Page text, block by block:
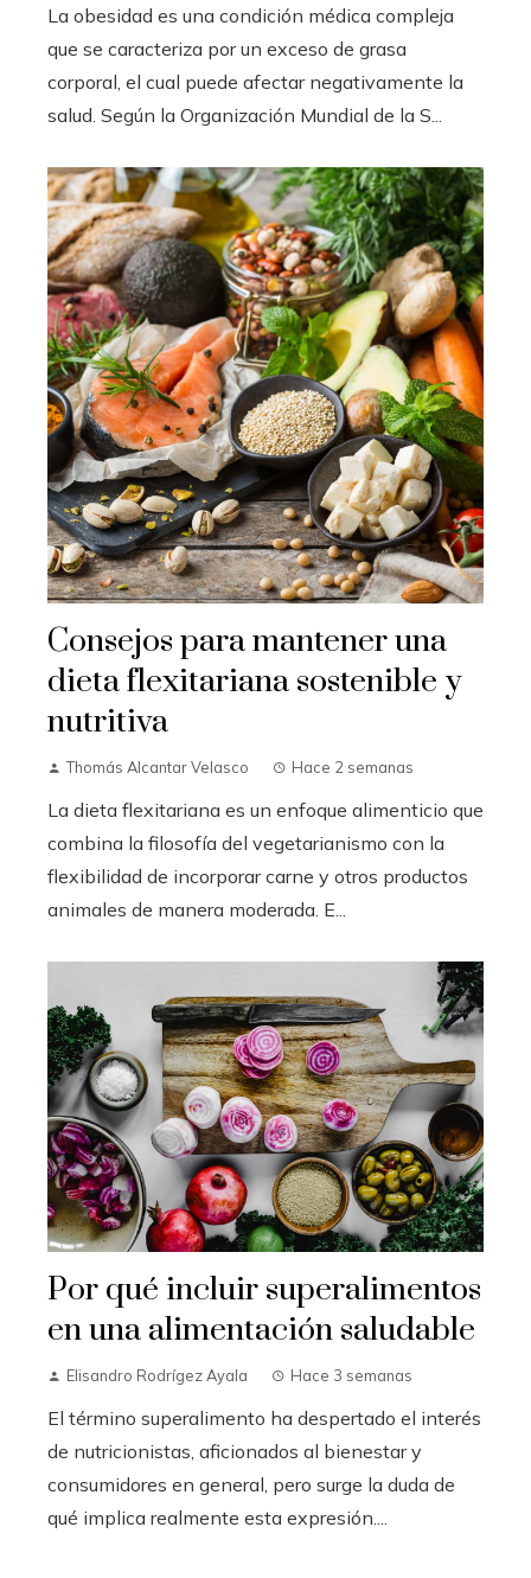
La obesidad es una condición médica compleja
que se caracteriza por un exceso de grasa
corporal, el cual puede afectar negativamente la
salud. Según la Organización Mundial de la S...
Consejos para mantener una
dieta flexitariana sostenible y
nutritiva
Thomás Alcantar Velasco Hace 2 semanas
La dieta flexitariana es un enfoque alimenticio que
combina la filosofía del vegetarianismo con la
flexibilidad de incorporar carne y otros productos
animales de manera moderada. E...
Por qué incluir superalimentos
en una alimentación saludable
Elisandro Rodrígez Ayala Hace 3 semanas
El término superalimento ha despertado el interés
de nutricionistas, aficionados al bienestar y
consumidores en general, pero surge la duda de
qué implica realmente esta expresión....